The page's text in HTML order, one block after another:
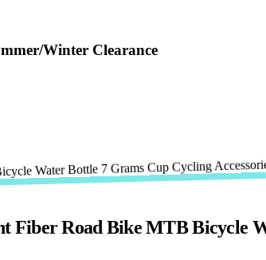
Winter Clearance
Road Bike MTB Bicycle